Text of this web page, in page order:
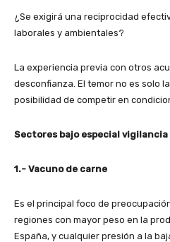
¿Se exigirá una reciprocidad
laborales y ambientales?
La experiencia previa con otros
desconfianza. El temor no es solo
posibilidad de competir en
Sectores bajo especial vigilancia
1.- Vacuno de carne
Es el principal foco de
regiones con mayor peso en la
España, y cualquier presión a la